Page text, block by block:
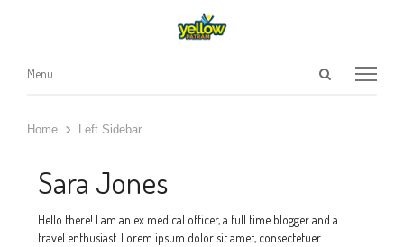
Open
Menu
Menu
Home Left Sidebar
Sara Jones
Hello there! I am an ex medical officer, a full time blogger and a
travel enthusiast. Lorem ipsum dolor sit amet, consectetuer